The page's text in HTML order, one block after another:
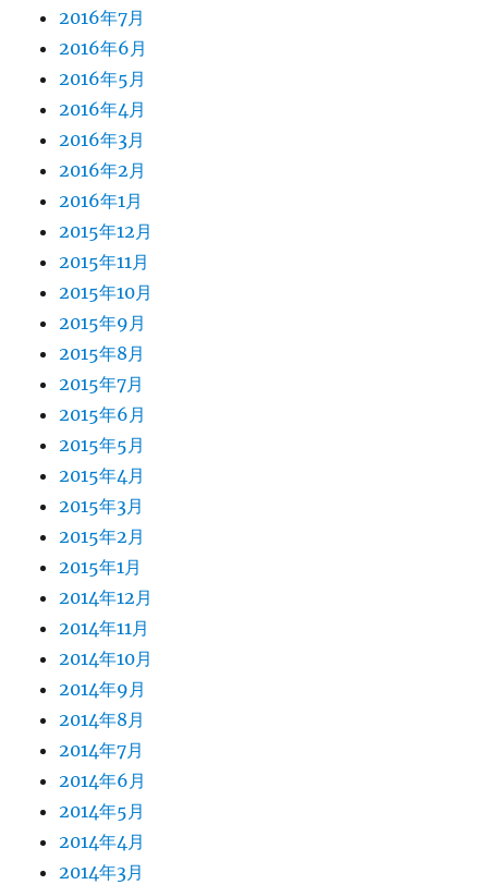
2016年7月
2016年6月
2016年5月
2016年4月
2016年3月
2016年2月
2016年1月
2015年12月
2015年11月
2015年10月
2015年9月
2015年8月
2015年7月
2015年6月
2015年5月
2015年4月
2015年3月
2015年2月
2015年1月
2014年12月
2014年11月
2014年10月
2014年9月
2014年8月
2014年7月
2014年6月
2014年5月
2014年4月
2014年3月